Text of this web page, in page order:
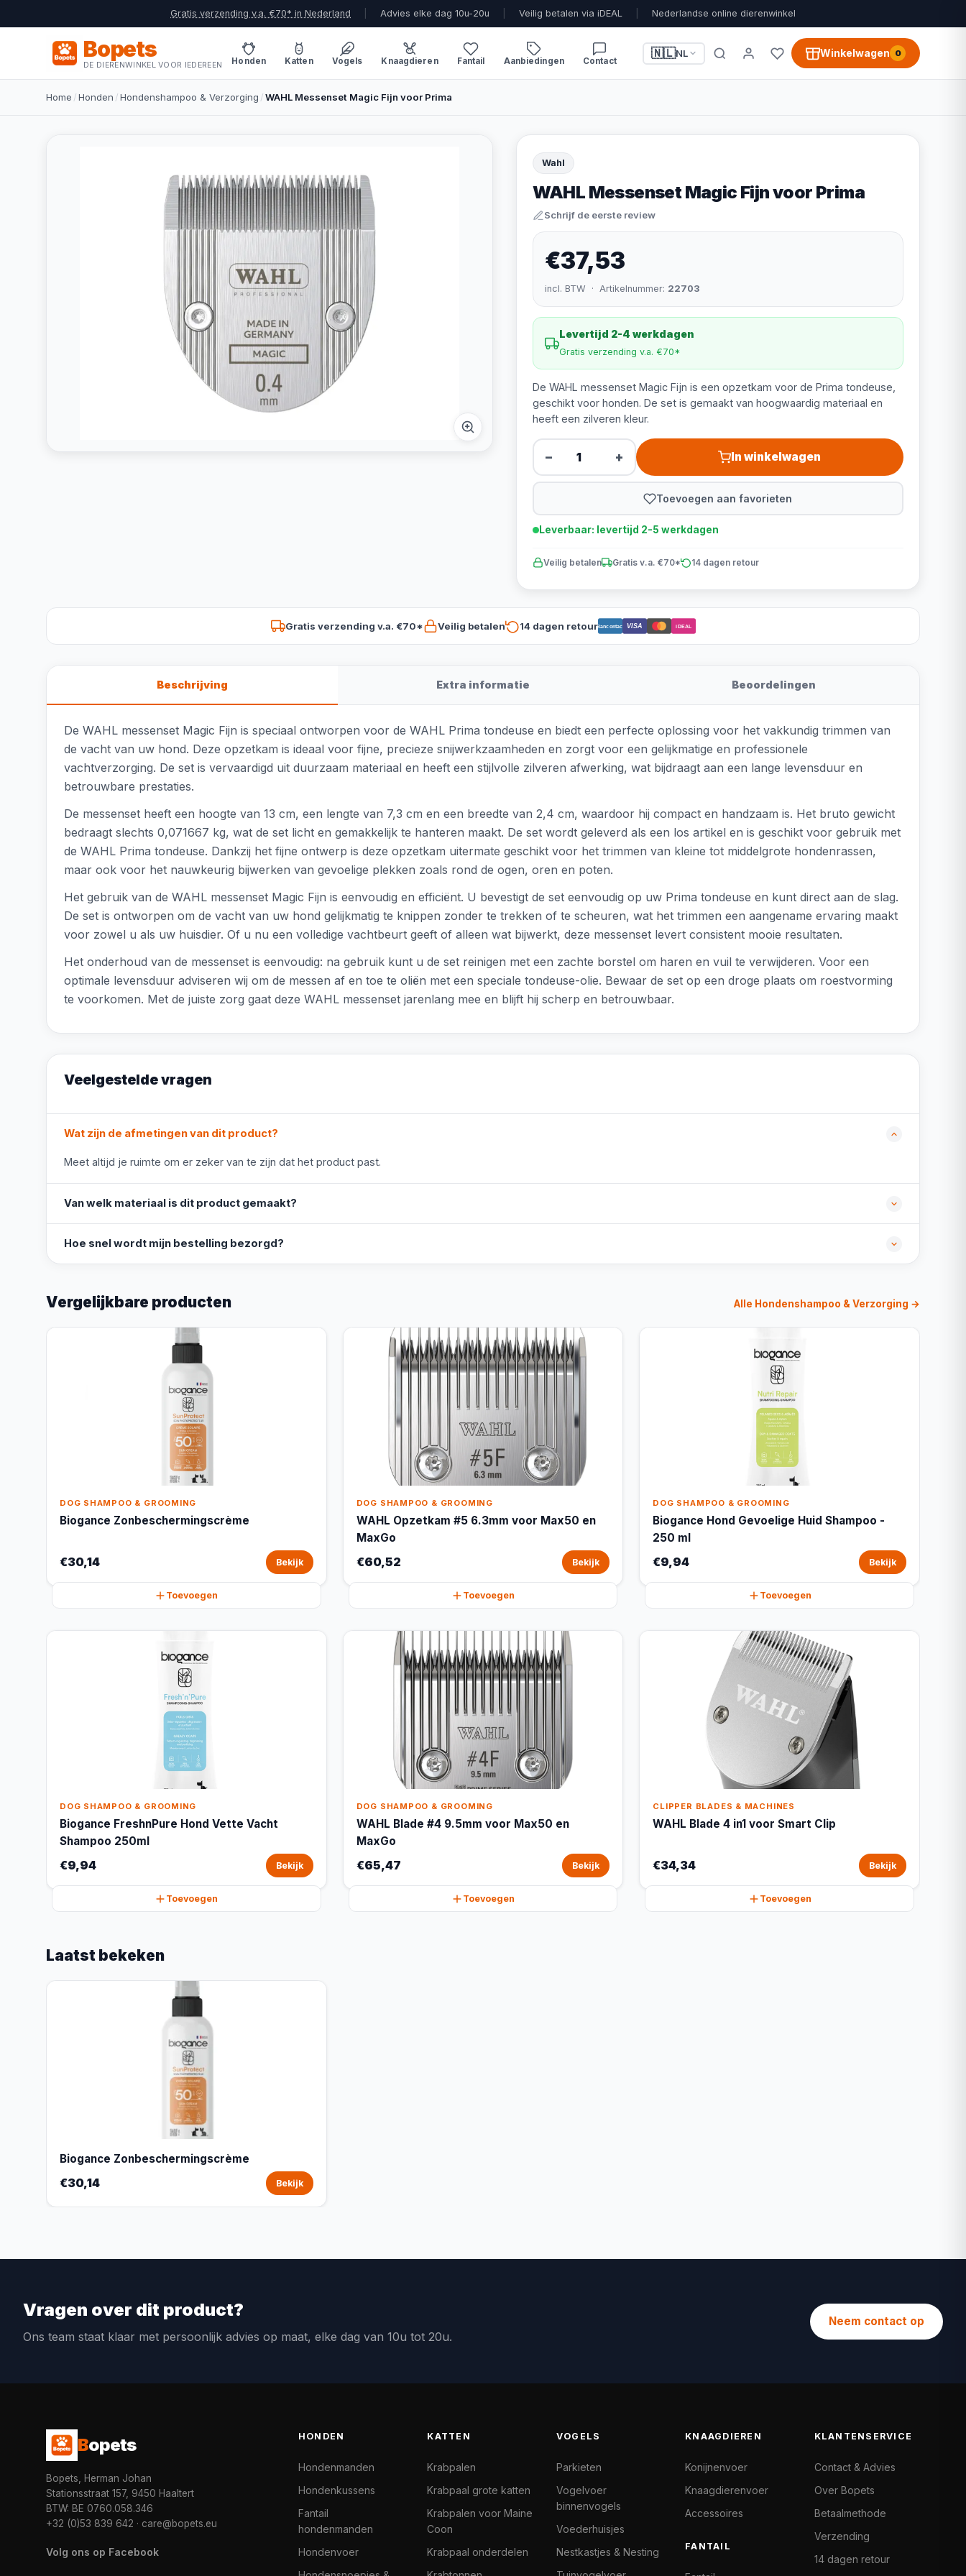
Gratis verzending v.a. €70* in Nederland Advies elke dag 10u-20u Veilig betalen via iDEAL Nederlandse online dierenwinkel
Bopets
DE DIERENWINKEL VOOR IEDEREEN Honden Katten Vogels Knaagdieren Fantail Aanbiedingen Contact
🇳🇱NL Winkelwagen 0
Home /Honden /Hondenshampoo & Verzorging /WAHL Messenset Magic Fijn voor Prima
Wahl
WAHL Messenset Magic Fijn voor Prima
Schrijf de eerste review
€37,53
incl. BTW · Artikelnummer: 22703
Levertijd 2-4 werkdagen
Gratis verzending v.a. €70*
De WAHL messenset Magic Fijn is een opzetkam voor de Prima tondeuse,
geschikt voor honden. De set is gemaakt van hoogwaardig materiaal en
heeft een zilveren kleur.
− + In winkelwagen
Toevoegen aan favorieten
Leverbaar: levertijd 2-5 werkdagen
Veilig betalen Gratis v.a. €70* 14 dagen retour
Gratis verzending v.a. €70* Veilig betalen 14 dagen retourBancontact VISA iDEAL
Beschrijving Extra informatie Beoordelingen
De WAHL messenset Magic Fijn is speciaal ontworpen voor de WAHL Prima tondeuse en biedt een perfecte oplossing voor het vakkundig trimmen van
de vacht van uw hond. Deze opzetkam is ideaal voor fijne, precieze snijwerkzaamheden en zorgt voor een gelijkmatige en professionele
vachtverzorging. De set is vervaardigd uit duurzaam materiaal en heeft een stijlvolle zilveren afwerking, wat bijdraagt aan een lange levensduur en
betrouwbare prestaties.
De messenset heeft een hoogte van 13 cm, een lengte van 7,3 cm en een breedte van 2,4 cm, waardoor hij compact en handzaam is. Het bruto gewicht
bedraagt slechts 0,071667 kg, wat de set licht en gemakkelijk te hanteren maakt. De set wordt geleverd als een los artikel en is geschikt voor gebruik met
de WAHL Prima tondeuse. Dankzij het fijne ontwerp is deze opzetkam uitermate geschikt voor het trimmen van kleine tot middelgrote hondenrassen,
maar ook voor het nauwkeurig bijwerken van gevoelige plekken zoals rond de ogen, oren en poten.
Het gebruik van de WAHL messenset Magic Fijn is eenvoudig en efficiënt. U bevestigt de set eenvoudig op uw Prima tondeuse en kunt direct aan de slag.
De set is ontworpen om de vacht van uw hond gelijkmatig te knippen zonder te trekken of te scheuren, wat het trimmen een aangename ervaring maakt
voor zowel u als uw huisdier. Of u nu een volledige vachtbeurt geeft of alleen wat bijwerkt, deze messenset levert consistent mooie resultaten.
Het onderhoud van de messenset is eenvoudig: na gebruik kunt u de set reinigen met een zachte borstel om haren en vuil te verwijderen. Voor een
optimale levensduur adviseren wij om de messen af en toe te oliën met een speciale tondeuse-olie. Bewaar de set op een droge plaats om roestvorming
te voorkomen. Met de juiste zorg gaat deze WAHL messenset jarenlang mee en blijft hij scherp en betrouwbaar.
Veelgestelde vragen
Wat zijn de afmetingen van dit product?
Meet altijd je ruimte om er zeker van te zijn dat het product past.
Van welk materiaal is dit product gemaakt?
Hoe snel wordt mijn bestelling bezorgd?
Vergelijkbare producten Alle Hondenshampoo & Verzorging →
DOG SHAMPOO & GROOMING
Biogance Zonbeschermingscrème
€30,14 Bekijk
Toevoegen
DOG SHAMPOO & GROOMING
WAHL Opzetkam #5 6.3mm voor Max50 en
MaxGo
€60,52 Bekijk
Toevoegen
DOG SHAMPOO & GROOMING
Biogance Hond Gevoelige Huid Shampoo -
250 ml
€9,94 Bekijk
Toevoegen
DOG SHAMPOO & GROOMING
Biogance FreshnPure Hond Vette Vacht
Shampoo 250ml
€9,94 Bekijk
Toevoegen
DOG SHAMPOO & GROOMING
WAHL Blade #4 9.5mm voor Max50 en
MaxGo
€65,47 Bekijk
Toevoegen
CLIPPER BLADES & MACHINES
WAHL Blade 4 in1 voor Smart Clip
€34,34 Bekijk
Toevoegen
Laatst bekeken
Biogance Zonbeschermingscrème
€30,14 Bekijk
Vragen over dit product?
Ons team staat klaar met persoonlijk advies op maat, elke dag van 10u tot 20u.
Neem contact op
Bopets
Bopets, Herman Johan
Stationsstraat 157, 9450 Haaltert
BTW: BE 0760.058.346
+32 (0)53 839 642 · care@bopets.eu
Volg ons op Facebook
HONDEN
Hondenmanden
Hondenkussens
Fantail
hondenmanden
Hondenvoer
KATTEN
Krabpalen
Krabpaal grote katten
Krabpalen voor Maine
Coon
Krabpaal onderdelen
VOGELS
Parkieten
Vogelvoer
binnenvogels
Voederhuisjes
Nestkastjes & Nesting
KNAAGDIEREN
Konijnenvoer
Knaagdierenvoer
Accessoires
FANTAIL
KLANTENSERVICE
Contact & Advies
Over Bopets
Betaalmethode
Verzending
14 dagen retour